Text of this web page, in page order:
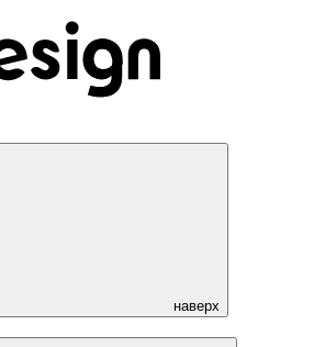
наверх